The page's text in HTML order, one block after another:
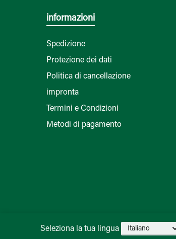
informazioni
Spedizione
Protezione dei dati
Politica di cancellazione
impronta
Termini e Condizioni
Metodi di pagamento
Seleziona la tua lingua